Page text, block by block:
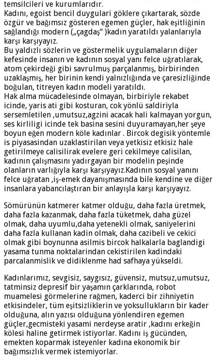
temsilcileri ve kurumlarıdır.
Kadını, egoist bencil duygulari göklere çıkartarak, sözde
özgür ve bağımsız gösteren egemen güçler, hak eşitliğinin
sağlandığı modern („çagdaş“ )kadın yaratıldı yalanlarıyla
karşı karşıyayız.
Bu yaldızlı sözlerin ve göstermelik uygulamaların diğer
kefesinde insanın ve kadının sosyal yanı felce uğratılarak,
atom çekirdeği gibi savrulmuş parçalanmış, birbirinden
uzaklaşmış, her birinin kendi yalnızlığında ve çaresizliğinde
boğulan, titreyen kadın modeli yaratıldı.
Hak alma mücadelesinde olmayan, birbiriyle rekabet
icinde, yaris ati gibi kosturan, cok yönlü saldiriyla
sersemletilen ,umutsuz,agzini acacak hali kalmayan yorgun,
ses kirliligi icinde tek basina sesini duyuramayan,her şeye
boyun eğen modern köle kadınlar . Bircok degisik yöntemle
is piyasasindan uzaklastirilan veya yetkisiz etkisiz hale
getirilmeye calisilirak evelere geri cekilmeye calisilan,
kadının çalışmasını yadırgayan bir modelin peşinde
olanların varlığıyla karşı karşıyayız.Kadının sosyal yanını
felce uğratan ,iş-emek dayanışmasında bile kendine ve diğer
insanlara yabancılaştıran bir anlayışla karşı karşıyayız.
Sömürünün katmerer katmer olduğu, daha fazla üretmek,
daha fazla kazanmak, daha fazla tüketmek, daha güzel
olmak, daha uyumlu,daha yetenekli olmak, saniyelerini
daha fazla kullanan kadin olmak, daha cazibeli ve cekici
olmak gibi boynunna asilmis bircok halkalarla baglandigi
yasama tunma noktalarindan cekistirilen kadindaki
parcalanmislik ve didiklenme had safhaya yükseldi.
Kadınlarımız, sevgisiz, saygısız, güvensiz, mutsuz,umutsuz,
tatminsiz depresif bir yaşamın çarklarında, robot
muamelesi görmelerine rağmen, kaderci bir zihniyetin
etkisindeler, tüm eşitsizliklerin ve yoksullukların bir kader
olduğuna, alın yazısı olduğuna yönlendiren egemen
güçler,gecmisteki yasami nerdeyse aratir ,kadını erkeğin
kölesi haline getirmek istiyorlar. Kadını iş gücünden,
emekten koparmak isteyenler kadına ekonomik bir
bağımsızlık vermek istemiyorlar.